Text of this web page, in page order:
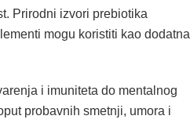
Prirodni izvori prebiotika
mogu koristiti kao dodatna
i imuniteta do mentalnog
probavnih smetnji, umora i